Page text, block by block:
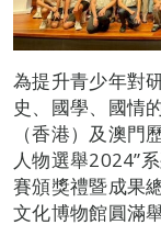
為提升青少年對
史、國學、國情
（香港）及澳門
人物選舉2024”
賽頒獎禮暨成果
文化博物館圓滿舉